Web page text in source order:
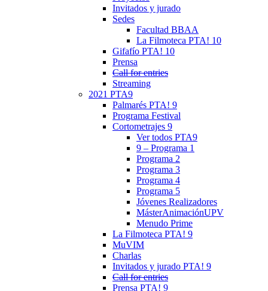
Invitados y jurado
Sedes
Facultad BBAA
La Filmoteca PTA! 10
Gifafío PTA! 10
Prensa
Call for entries
Streaming
2021 PTA9
Palmarés PTA! 9
Programa Festival
Cortometrajes 9
Ver todos PTA9
9 – Programa 1
Programa 2
Programa 3
Programa 4
Programa 5
Jóvenes Realizadores
MásterAnimaciónUPV
Menudo Prime
La Filmoteca PTA! 9
MuVIM
Charlas
Invitados y jurado PTA! 9
Call for entries
Prensa PTA! 9